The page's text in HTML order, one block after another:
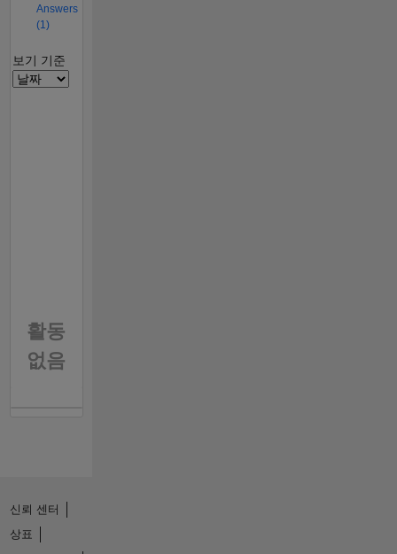
Answers
(1)
Filter2
보기 기준
활동
없음
신뢰 센터
상표